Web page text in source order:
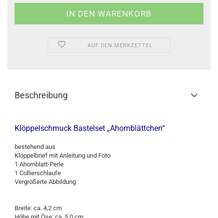
AUF DEN MERKZETTEL
Beschreibung
Klöppelschmuck Bastelset „Ahornblättchen“
bestehend aus
Klöppelbrief mit Anleitung und Foto
1 Ahornblatt-Perle
1 Collierschlaufe
Vergrößerte Abbildung
Breite: ca. 4,2 cm